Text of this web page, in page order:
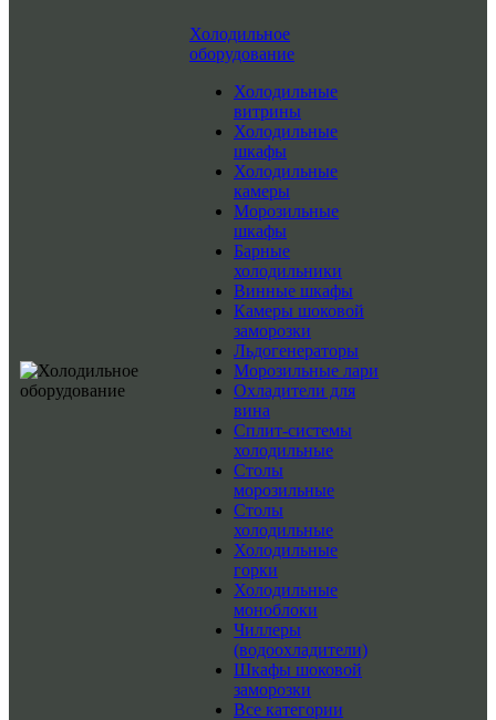
Холодильное
оборудование
Холодильные
витрины
Холодильные
шкафы
Холодильные
камеры
Морозильные
шкафы
Барные
холодильники
Винные шкафы
Камеры шоковой
заморозки
Льдогенераторы
Морозильные лари
Охладители для
вина
Сплит-системы
холодильные
Столы
морозильные
Столы
холодильные
Холодильные
горки
Холодильные
моноблоки
Чиллеры
(водоохладители)
Шкафы шоковой
заморозки
Все категории